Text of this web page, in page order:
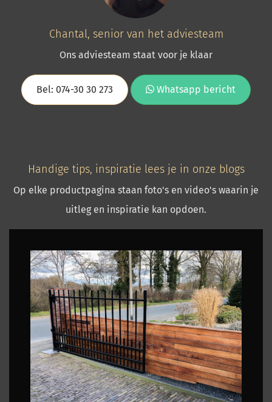
Chantal, senior van het adviesteam
Ons adviesteam staat voor je klaar
Bel: 074-30 30 273 Whatsapp bericht
Handige tips, inspiratie lees je in onze blogs
Op elke productpagina staan foto's en video's waarin je
uitleg en inspiratie kan opdoen.